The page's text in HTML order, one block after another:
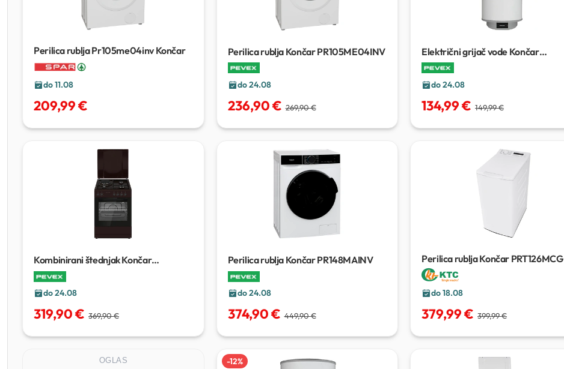
Perilica rublja Pr105me04inv Končar
do 11.08
209,99 €
Perilica rublja Končar PR105ME04INV
do 24.08
236,90 € 269,90 €
Električni grijač vode Končar
EGV50/802RM
do 24.08
134,99 € 149,99 €
Kombinirani štednjak Končar
ST6013SS
do 24.08
319,90 € 369,90 €
Perilica rublja Končar PR148MAINV
do 24.08
374,90 € 449,90 €
Perilica rublja Končar PRT126MCG
do 18.08
379,99 € 399,99 €
OGLAS -12%